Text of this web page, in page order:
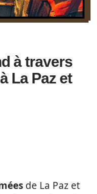
à travers
La Paz et
de La Paz et